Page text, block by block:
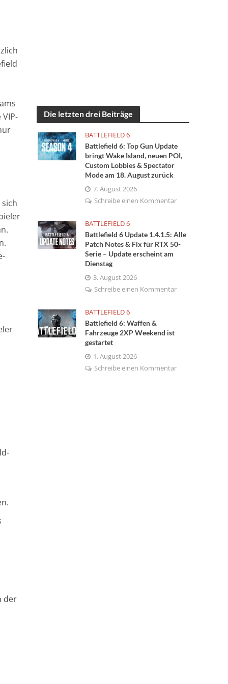
der
Die letzten drei Beiträge
BATTLEFIELD 6
Battlefield 6: Top Gun Update
bringt Wake Island, neuen POI,
Custom Lobbies & Spectator
Mode am 18. August zurück
7. August 2026
Schreibe einen Kommentar
BATTLEFIELD 6
Battlefield 6 Update 1.4.1.5: Alle
Patch Notes & Fix für RTX 50-
Serie – Update erscheint am
Dienstag
3. August 2026
Schreibe einen Kommentar
BATTLEFIELD 6
Battlefield 6: Waffen &
Fahrzeuge 2XP Weekend ist
gestartet
1. August 2026
Schreibe einen Kommentar